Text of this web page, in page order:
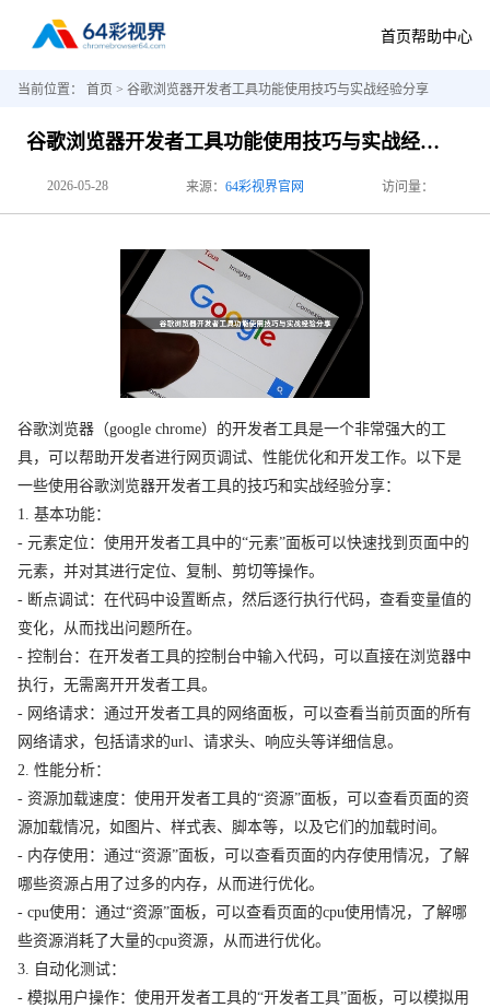
首页帮助中心
当前位置： 首页 > 谷歌浏览器开发者工具功能使用技巧与实战经验分享
谷歌浏览器开发者工具功能使用技巧与实战经验分享
2026-05-28 来源： 64彩视界官网 访问量：
谷歌浏览器（google chrome）的开发者工具是一个非常强大的工
具，可以帮助开发者进行网页调试、性能优化和开发工作。以下是
一些使用谷歌浏览器开发者工具的技巧和实战经验分享：
1. 基本功能：
- 元素定位：使用开发者工具中的“元素”面板可以快速找到页面中的
元素，并对其进行定位、复制、剪切等操作。
- 断点调试：在代码中设置断点，然后逐行执行代码，查看变量值的
变化，从而找出问题所在。
- 控制台：在开发者工具的控制台中输入代码，可以直接在浏览器中
执行，无需离开开发者工具。
- 网络请求：通过开发者工具的网络面板，可以查看当前页面的所有
网络请求，包括请求的url、请求头、响应头等详细信息。
2. 性能分析：
- 资源加载速度：使用开发者工具的“资源”面板，可以查看页面的资
源加载情况，如图片、样式表、脚本等，以及它们的加载时间。
- 内存使用：通过“资源”面板，可以查看页面的内存使用情况，了解
哪些资源占用了过多的内存，从而进行优化。
- cpu使用：通过“资源”面板，可以查看页面的cpu使用情况，了解哪
些资源消耗了大量的cpu资源，从而进行优化。
3. 自动化测试：
- 模拟用户操作：使用开发者工具的“开发者工具”面板，可以模拟用